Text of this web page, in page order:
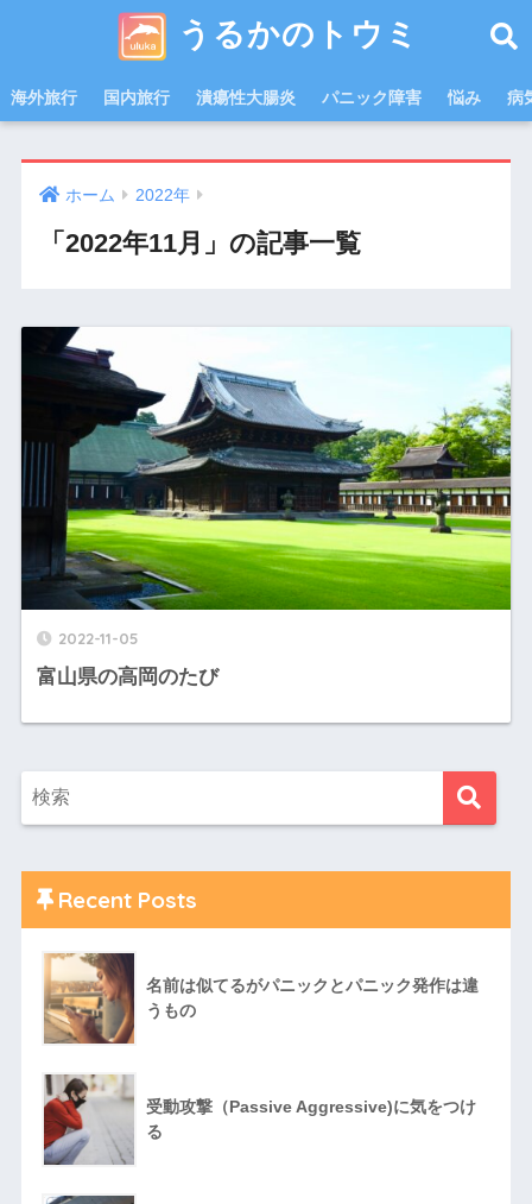
うるかのトウミ
海外旅行 国内旅行 潰瘍性大腸炎 パニック障害 悩み 病
ホーム 2022年
「2022年11月」の記事一覧
2022-11-05
富山県の高岡のたび
Recent Posts
名前は似てるがパニックとパニック発作は違
うもの
受動攻撃（Passive Aggressive)に気をつけ
る